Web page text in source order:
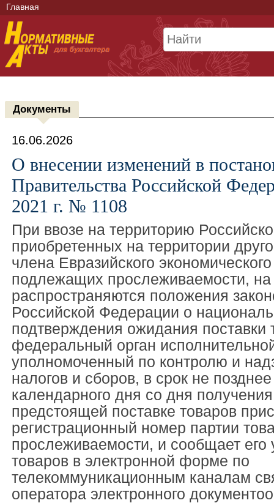
Главная
Документы
16.06.2026
О внесении изменений в
Правительства Российской
2021 г. № 1108
При ввозе на территорию
приобретенных на территории
члена Евразийского
подлежащих прослеживаемости, на
распространяются положения
Российской Федерации о
подтверждения ожидания поставки
федеральный орган
уполномоченный по контролю и
налогов и сборов, в срок не
календарного дня со дня
предстоящей поставке товаров
регистрационный номер партии
прослеживаемости, и сообщает его
товаров в электронной форме по
телекоммуникационным каналам
оператора электронного